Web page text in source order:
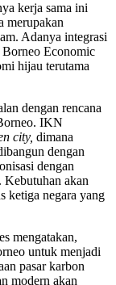
kerja sama ini
merupakan
Adanya integrasi
Borneo Economic
hijau terutama
dengan rencana
IKN
city, dimana
dengan
dengan
Kebutuhan akan
ketiga negara yang
mengatakan,
untuk menjadi
pasar karbon
modern akan